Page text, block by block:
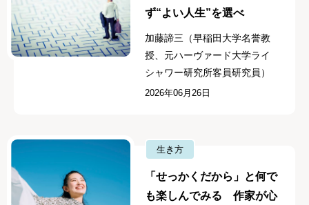
ず“よい人生”を選べ
加藤諦三（早稲田大学名誉教
授、元ハーヴァード大学ライ
シャワー研究所客員研究員）
2026年06月26日
生き方
「せっかくだから」と何で
も楽しんでみる 作家が心